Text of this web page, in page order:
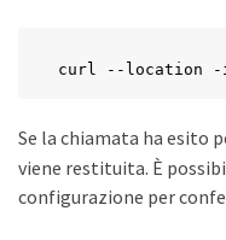
curl --location -i
Se la chiamata ha esito
viene restituita. È
configurazione per